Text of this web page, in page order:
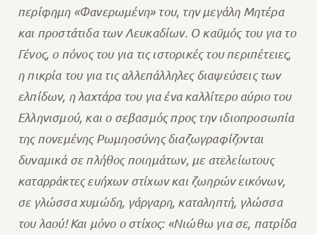
περίφημη «Φανερωμένη» του, την μεγάλη Μητέρα
και προστάτιδα των Λευκαδίων. Ο καϋμός του για το
Γένος, ο πόνος του για τις ιστορικές του περιπέτειες,
η πικρία του για τις αλλεπάλληλες διαψεύσεις των
ελπίδων, η λαχτάρα του για ένα καλλίτερο αύριο του
Ελληνισμού, και ο σεβασμός προς την ιδιοπροσωπία
της πονεμένης Ρωμηοσύνης διαζωγραφίζονται
δυναμικά σε πλήθος ποιημάτων, με ατελείωτους
καταρράκτες ευήχων στίχων και ζωηρών εικόνων,
σε γλώσσα χυμώδη, γάργαρη, καταληπτή, γλώσσα
του λαού! Και μόνο ο στίχος: «Νιώθω για σε, πατρίδα